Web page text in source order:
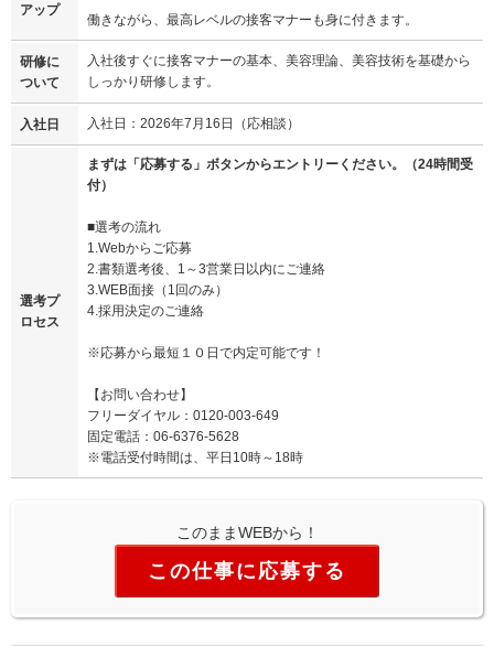
アップ
働きながら、最高レベルの接客マナーも身に付きます。
研修に
ついて
入社後すぐに接客マナーの基本、美容理論、美容技術を基礎から
しっかり研修します。
入社日 入社日：2026年7月16日（応相談）
選考プ
ロセス
まずは「応募する」ボタンからエントリーください。（24時間受
付）
■選考の流れ
1.Webからご応募
2.書類選考後、1～3営業日以内にご連絡
3.WEB面接（1回のみ）
4.採用決定のご連絡
※応募から最短１０日で内定可能です！
【お問い合わせ】
フリーダイヤル：0120-003-649
固定電話：06-6376-5628
※電話受付時間は、平日10時～18時
このままWEBから！
この仕事に応募する